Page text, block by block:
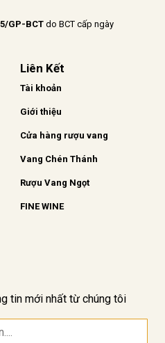
GP-BCT do BCT cấp ngày
Liên Kết
Tài khoản
Giới thiệu
Cửa hàng rượu vang
Vang Chén Thánh
Rượu Vang Ngọt
FINE WINE
tin mới nhất từ chúng tôi